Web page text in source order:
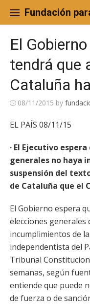
content
Fundación
El
tendrá que
Cataluña
08/11/2015 by
EL PAÍS 08/11/15
· El Ejecutivo
generales no haya
suspensión del
de Cataluña que el
El Gobierno espera
elecciones generales
incumplimientos de
independentista del
Tribunal
semanas, según
entiende que puede
de fuerza o de